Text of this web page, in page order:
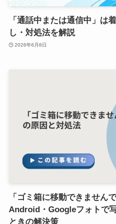
「通話中または通信中」は
し・対処法を解説
2026年6月8日
「ゴミ箱に移動できません
Android・Googleフォトで
ときの解決策